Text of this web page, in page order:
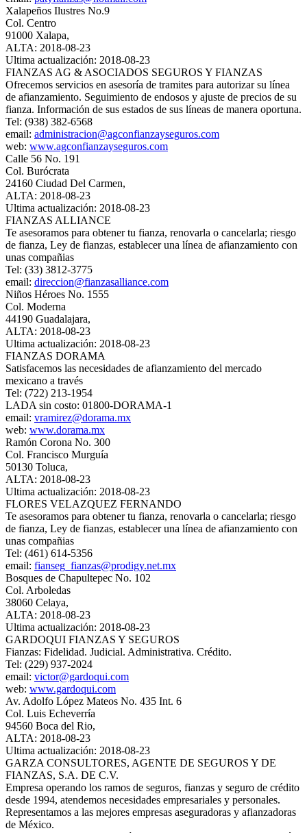
Xalapeños Ilustres No.9
Col. Centro
91000 Xalapa,
ALTA: 2018-08-23
Ultima actualización: 2018-08-23
FIANZAS AG & ASOCIADOS SEGUROS Y FIANZAS
Ofrecemos servicios en asesoría de tramites para autorizar su línea
de afianzamiento. Seguimiento de endosos y ajuste de precios de su
fianza. Información de sus estados de sus líneas de manera oportuna.
Tel: (938) 382-6568
email: administracion@agconfianzayseguros.com
web: www.agconfianzayseguros.com
Calle 56 No. 191
Col. Burócrata
24160 Ciudad Del Carmen,
ALTA: 2018-08-23
Ultima actualización: 2018-08-23
FIANZAS ALLIANCE
Te asesoramos para obtener tu fianza, renovarla o cancelarla; riesgo
de fianza, Ley de fianzas, establecer una línea de afianzamiento con
unas compañias
Tel: (33) 3812-3775
email: direccion@fianzasalliance.com
Niños Héroes No. 1555
Col. Moderna
44190 Guadalajara,
ALTA: 2018-08-23
Ultima actualización: 2018-08-23
FIANZAS DORAMA
Satisfacemos las necesidades de afianzamiento del mercado
mexicano a través
Tel: (722) 213-1954
LADA sin costo: 01800-DORAMA-1
email: vramirez@dorama.mx
web: www.dorama.mx
Ramón Corona No. 300
Col. Francisco Murguía
50130 Toluca,
ALTA: 2018-08-23
Ultima actualización: 2018-08-23
FLORES VELAZQUEZ FERNANDO
Te asesoramos para obtener tu fianza, renovarla o cancelarla; riesgo
de fianza, Ley de fianzas, establecer una línea de afianzamiento con
unas compañias
Tel: (461) 614-5356
email: fianseg_fianzas@prodigy.net.mx
Bosques de Chapultepec No. 102
Col. Arboledas
38060 Celaya,
ALTA: 2018-08-23
Ultima actualización: 2018-08-23
GARDOQUI FIANZAS Y SEGUROS
Fianzas: Fidelidad. Judicial. Administrativa. Crédito.
Tel: (229) 937-2024
email: victor@gardoqui.com
web: www.gardoqui.com
Av. Adolfo López Mateos No. 435 Int. 6
Col. Luis Echeverría
94560 Boca del Rio,
ALTA: 2018-08-23
Ultima actualización: 2018-08-23
GARZA CONSULTORES, AGENTE DE SEGUROS Y DE
FIANZAS, S.A. DE C.V.
Empresa operando los ramos de seguros, fianzas y seguro de crédito
desde 1994, atendemos necesidades empresariales y personales.
Representamos a las mejores empresas aseguradoras y afianzadoras
de México.